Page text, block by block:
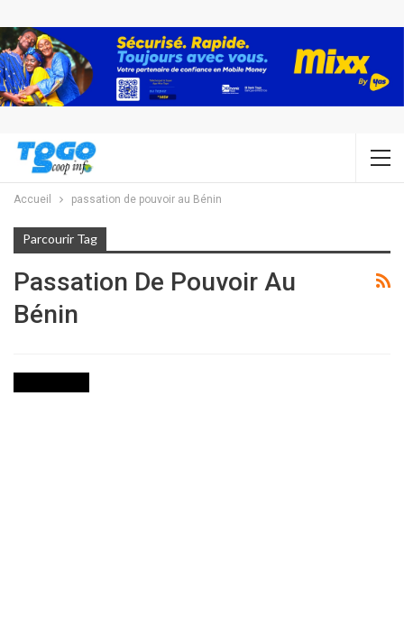
Accueil passation de pouvoir au Bénin
Parcourir Tag
Passation De Pouvoir Au
Bénin